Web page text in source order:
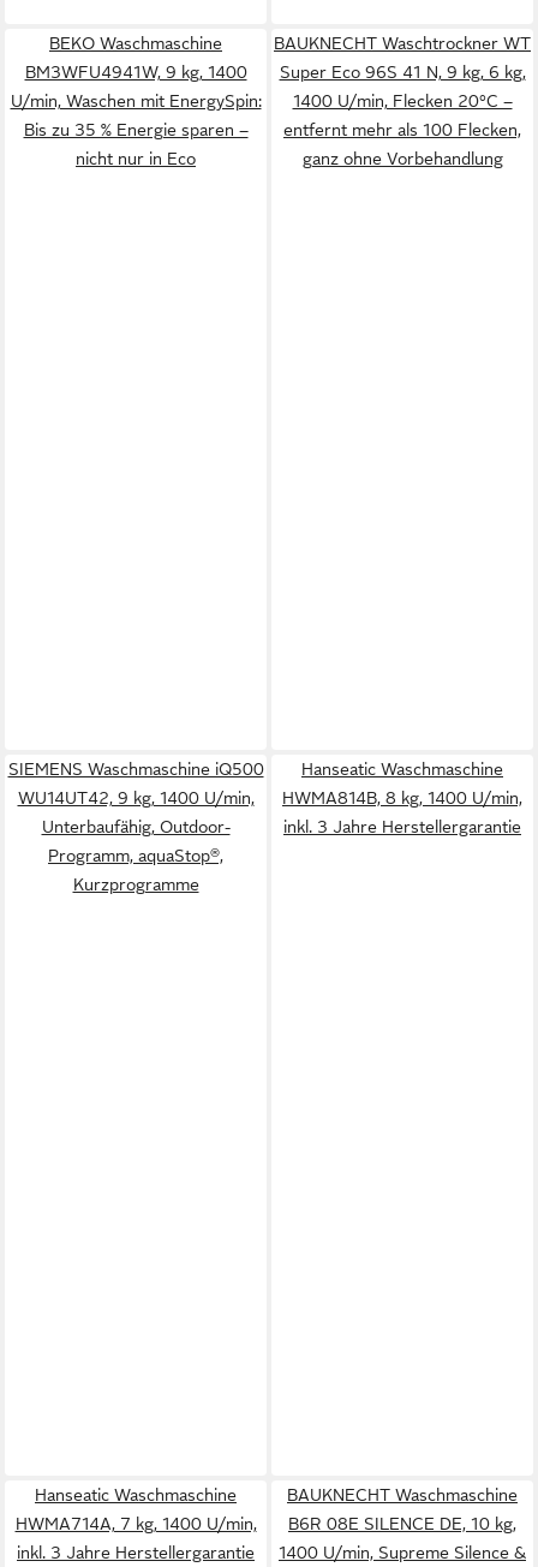
BEKO Waschmaschine
BM3WFU4941W, 9 kg, 1400
U/min, Waschen mit EnergySpin:
Bis zu 35 % Energie sparen –
nicht nur in Eco
BAUKNECHT Waschtrockner WT
Super Eco 96S 41 N, 9 kg, 6 kg,
1400 U/min, Flecken 20°C –
entfernt mehr als 100 Flecken,
ganz ohne Vorbehandlung
SIEMENS Waschmaschine iQ500
WU14UT42, 9 kg, 1400 U/min,
Unterbaufähig, Outdoor-
Programm, aquaStop®,
Kurzprogramme
Hanseatic Waschmaschine
HWMA814B, 8 kg, 1400 U/min,
inkl. 3 Jahre Herstellergarantie
Hanseatic Waschmaschine
HWMA714A, 7 kg, 1400 U/min,
inkl. 3 Jahre Herstellergarantie
BAUKNECHT Waschmaschine
B6R 08E SILENCE DE, 10 kg,
1400 U/min, Supreme Silence &